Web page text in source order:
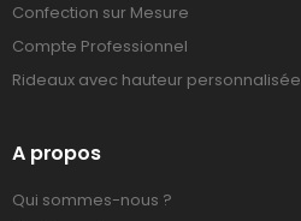
Confection sur Mesure
Compte Professionnel
Rideaux avec hauteur personnalisée
A propos
Qui sommes-nous ?